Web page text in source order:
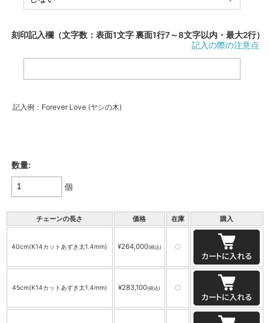
刻印記入欄（文字数：表面1文字 裏面1行7～8文字以内・最大2行）
記入の際の注意点
記入例：Forever Love (ヤシの木)
数量:
個
チェーンの長さ 価格 在庫 購入
40cm(K14カットあずき太1.4mm) ¥264,000(税込) 〇
45cm(K14カットあずき太1.4mm) ¥283,100(税込) 〇